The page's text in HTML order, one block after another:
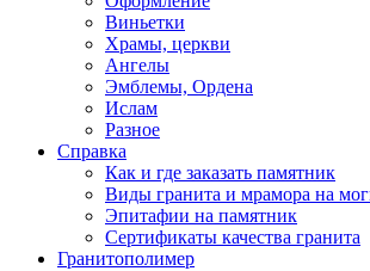
Виньетки
Храмы, церкви
Ангелы
Эмблемы, Ордена
Ислам
Разное
Справка
Как и где заказать памятник
Виды гранита и мрамора на
Эпитафии на памятник
Сертификаты качества гранита
Гранитополимер